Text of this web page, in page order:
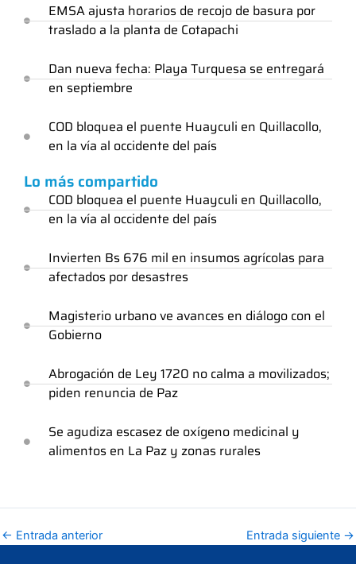
EMSA ajusta horarios de recojo de basura por
traslado a la planta de Cotapachi
Dan nueva fecha: Playa Turquesa se entregará
en septiembre
COD bloquea el puente Huayculi en Quillacollo,
en la vía al occidente del país
Lo más compartido
COD bloquea el puente Huayculi en Quillacollo,
en la vía al occidente del país
Invierten Bs 676 mil en insumos agrícolas para
afectados por desastres
Magisterio urbano ve avances en diálogo con el
Gobierno
Abrogación de Ley 1720 no calma a movilizados;
piden renuncia de Paz
Se agudiza escasez de oxígeno medicinal y
alimentos en La Paz y zonas rurales
← Entrada anterior Entrada siguiente →